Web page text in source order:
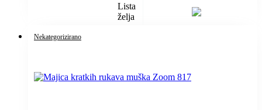
Lista
želja
Nekategorizirano